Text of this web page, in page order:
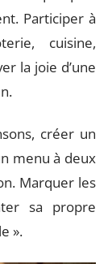
Participer à
cuisine,
la joie d’une
créer un
menu à deux
Marquer les
sa propre
».